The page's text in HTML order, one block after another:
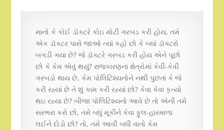
માનો કે કોઈ ડૉક્ટરે કોઇ મોટી ગરબડ કરી હોય, તમે
એક ડૉક્ટર પાસે જાઓ ત્યાં કહો છો કે બધાં ડૉક્ટરો
બગડી ગયા છે? જે ડૉક્ટરે ગરબડ કરી હોય એને પૂછો
છો કે કેમ એવું થયું? રાજકારણના ક્ષેત્રોમાં કેવી-કેવી
ગરબડો થાય છે, કેમ પોલિટિશ્યનોને નથી પુછતાં કે જે
કરી રહ્યાં છે તે શું કામ કરી રહ્યાં છો? કેવા કેવા કૃત્યો
થઇ રહ્યા છે? બીજા પોલિટિશ્યનો આવે છે તો એની તમે
સરભરા કરો છો, તમે બધું મૂકીને કેવા ફુલ-હારમાળા
લઈને દોડો છો? તો, તમે આવી બધી વાતો કેમ